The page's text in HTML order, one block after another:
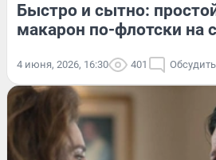
Быстро и сытно:
макарон по-флотски на
4 июня, 2026, 16:30 401 Обсудить